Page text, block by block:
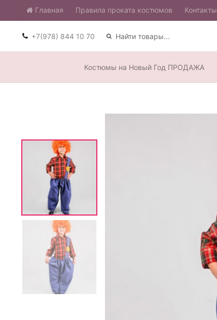
Главная ​Правила проката костюмов Контакты
+7(978) 844 10 70
Костюмы на Новый Год ПРОДАЖА